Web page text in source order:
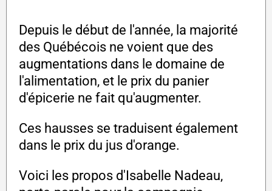
Depuis le début de l'année, la majorité
des Québécois ne voient que des
augmentations dans le domaine de
l'alimentation, et le prix du panier
d'épicerie ne fait qu'augmenter.
Ces hausses se traduisent également
dans le prix du jus d'orange.
Voici les propos d'Isabelle Nadeau,